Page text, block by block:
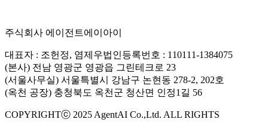
주식회사 에이전트에이아이
대표자 : 조헌정, 염제우법인등록번호 : 110111-1384075
(본사) 전남 영광군 영광읍 그린테크로 23
(서울사무실) 서울특별시 강남구 논현동 278-2, 202호
(옥천 공장) 충청북도 옥천군 청산면 인정1길 56
COPYRIGHTⓒ 2025 AgentAI Co.,Ltd. ALL RIGHTS